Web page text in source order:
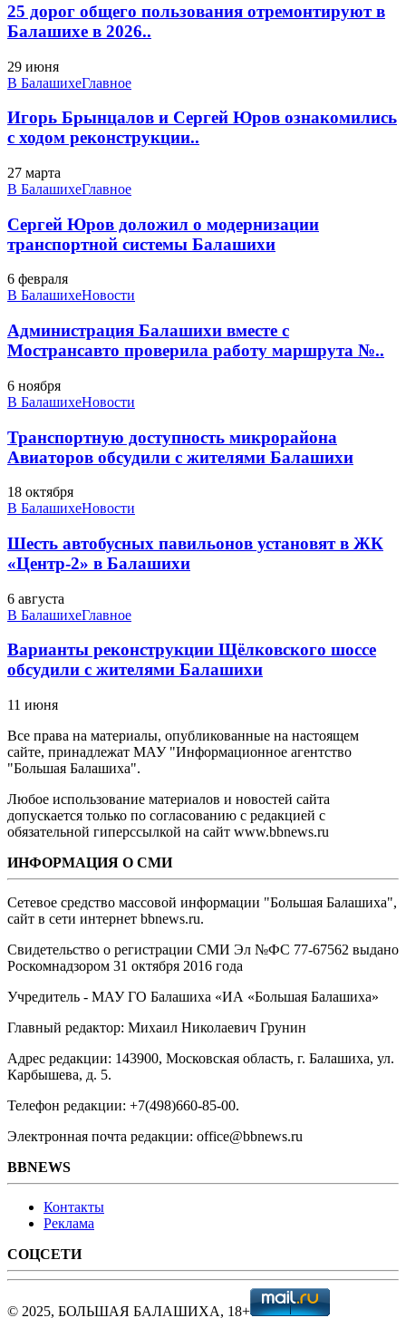
25 дорог общего пользования отремонтируют в
Балашихе в 2026..
29 июня
В БалашихеГлавное
Игорь Брынцалов и Сергей Юров ознакомились
с ходом реконструкции..
27 марта
В БалашихеГлавное
Сергей Юров доложил о модернизации
транспортной системы Балашихи
6 февраля
В БалашихеНовости
Администрация Балашихи вместе с
Мострансавто проверила работу маршрута №..
6 ноября
В БалашихеНовости
Транспортную доступность микрорайона
Авиаторов обсудили с жителями Балашихи
18 октября
В БалашихеНовости
Шесть автобусных павильонов установят в ЖК
«Центр-2» в Балашихи
6 августа
В БалашихеГлавное
Варианты реконструкции Щёлковского шоссе
обсудили с жителями Балашихи
11 июня
Все права на материалы, опубликованные на настоящем
сайте, принадлежат МАУ "Информационное агентство
"Большая Балашиха".
Любое использование материалов и новостей сайта
допускается только по согласованию с редакцией с
обязательной гиперссылкой на сайт www.bbnews.ru
ИНФОРМАЦИЯ О СМИ
Сетевое средство массовой информации "Большая Балашиха",
сайт в сети интернет bbnews.ru.
Свидетельство о регистрации СМИ Эл №ФС ‎77-67562 выдано
Роскомнадзором 31 октября 2016 года
Учредитель - МАУ ГО Балашиха «ИА «Большая Балашиха»
Главный редактор: Михаил Николаевич Грунин
Адрес редакции: 143900, Московская область, г. Балашиха, ул.
Карбышева, д. 5.
Телефон редакции: +7(498)660-85-00.
Электронная почта редакции: office@bbnews.ru
BBNEWS
Контакты
Реклама
СОЦСЕТИ
© 2025, БОЛЬШАЯ БАЛАШИХА, 18+